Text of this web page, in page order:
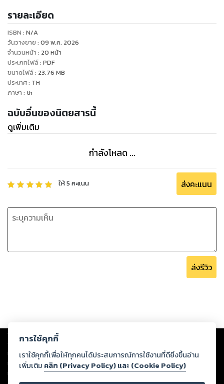
รายละเอียด
ISBN : N/A
วันวางขาย : 09 พ.ค. 2026
จำนวนหน้า : 20 หน้า
ประเภทไฟล์: PDF
ขนาดไฟล์: 23.76 MB
ประเทศ: TH
ภาษา : th
ฉบับอื่นของนิตยสารนี้
ดูเพิ่มเติม
กำลังโหลด ...
ให้5 คะแนน ส่งคะแนน
ส่งรีวิว
Copyright © 2026
ต่อผลงานหรือเนื้อหาใดที่อัปโหลดผ่านเว็บไซต์และปรากฏว่าละเมิดสิทธิใน
ทรัพย์สินทางปัญญาของบุคคลอื่นหรือขัดต่อกฎหมายและศีลธรรม ดังนั้น ผู้อ่าน
ทุกท่านโปรดใช้วิจารณญาณในการกลั่นกรองด้วยตนเอง และหากท่านพบว่าส่วน
หนึ่งส่วนใดขัดต่อกฎหมายและศีลธรรม กรุณาแจ้งมายังบริษัท เพื่อทีมงานจะได้
การใช้คุกกี้
เราใช้คุกกี้เพื่อให้ทุกคนได้ประสบการณ์การใช้งานที่ดียิ่งขึ้นอ่าน
เพิ่มเติม คลิก (Privacy Policy) และ (Cookie Policy)